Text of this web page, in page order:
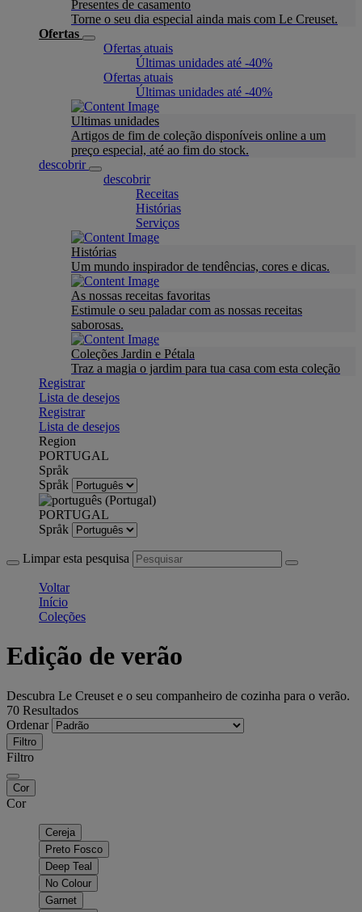
Presentes de casamento
Torne o seu dia especial ainda mais com Le Creuset.
Ofertas
Ofertas atuais
Últimas unidades até -40%
Ofertas atuais
Últimas unidades até -40%
Ultimas unidades
Artigos de fim de coleção disponíveis online a um
preço especial, até ao fim do stock.
descobrir
descobrir
Receitas
Histórias
Serviços
Histórias
Um mundo inspirador de tendências, cores e dicas.
As nossas receitas favoritas
Estimule o seu paladar com as nossas receitas
saborosas.
Coleções Jardin e Pétala
Traz a magia o jardim para tua casa com esta coleção
Registrar
Lista de desejos
Registrar
Lista de desejos
Region
PORTUGAL
Språk
Språk
PORTUGAL
Språk
Limpar esta pesquisa
Voltar
Início
Coleções
Edição de verão
Descubra Le Creuset e o seu companheiro de cozinha para o verão.
70 Resultados
Ordenar
Filtro
Filtro
Cor
Cor
Cereja
Preto Fosco
Deep Teal
No Colour
Garnet